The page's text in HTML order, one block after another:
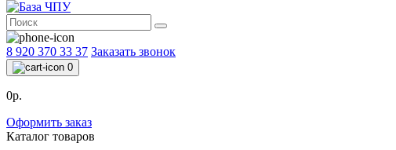
8 920 370 33 37 Заказать звонок
0
0р.
Оформить заказ
Каталог товаров